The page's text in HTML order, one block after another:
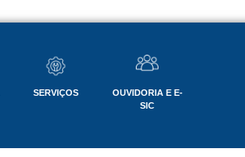
SERVIÇOS
OUVIDORIA E E-
SIC